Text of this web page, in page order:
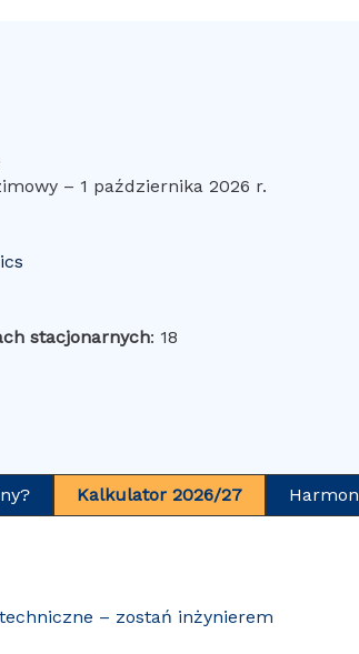
– 1 października 2026 r.
stacjonarnych: 18
Kalkulator 2026/27
– zostań inżynierem